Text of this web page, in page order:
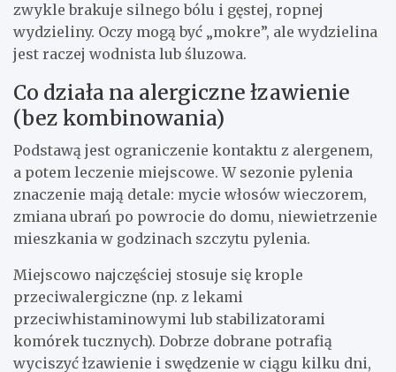
zwykle brakuje silnego bólu i gęstej, ropnej
wydzieliny. Oczy mogą być „mokre”, ale wydzielina
jest raczej wodnista lub śluzowa.
Co działa na alergiczne łzawienie
(bez kombinowania)
Podstawą jest ograniczenie kontaktu z alergenem,
a potem leczenie miejscowe. W sezonie pylenia
znaczenie mają detale: mycie włosów wieczorem,
zmiana ubrań po powrocie do domu, niewietrzenie
mieszkania w godzinach szczytu pylenia.
Miejscowo najczęściej stosuje się krople
przeciwalergiczne (np. z lekami
przeciwhistaminowymi lub stabilizatorami
komórek tucznych). Dobrze dobrane potrafią
wyciszyć łzawienie i swędzenie w ciągu kilku dni,